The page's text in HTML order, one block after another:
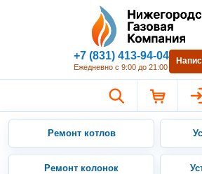
+7 (831) 413-94-04
Ежедневно с 9:00 до 21:00
Ремонт котлов
Ремонт колонок